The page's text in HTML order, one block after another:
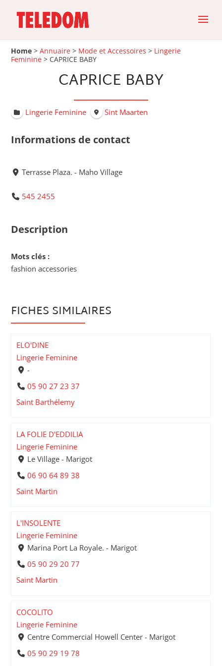
Home >Annuaire > Mode et Accessoires > Lingerie
Feminine > CAPRICE BABY
CAPRICE BABY
Lingerie Feminine Sint Maarten
Informations de contact
Terrasse Plaza. - Maho Village
545 2455
Description
Mots clés :
fashion accessories
FICHES SIMILAIRES
ELO'DINE
Lingerie Feminine
-
05 90 27 23 37
Saint Barthélemy
LA FOLIE D'EDDILIA
Lingerie Feminine
Le Village - Marigot
06 90 64 89 38
Saint Martin
L'INSOLENTE
Lingerie Feminine
Marina Port La Royale. - Marigot
05 90 29 20 77
Saint Martin
COCOLITO
Lingerie Feminine
Centre Commercial Howell Center - Marigot
05 90 29 19 78